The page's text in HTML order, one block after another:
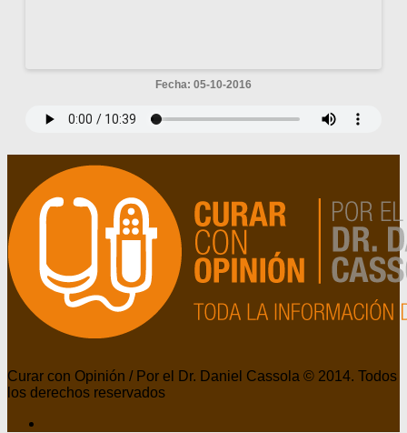
Fecha: 05-10-2016
Curar con Opinión / Por el Dr. Daniel Cassola © 2014. Todos
los derechos reservados